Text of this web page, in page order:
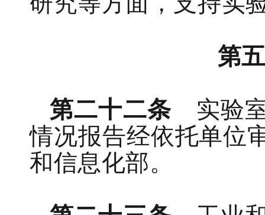
第
第二十二条
实验
情况报告经依托单位
和信息化部。